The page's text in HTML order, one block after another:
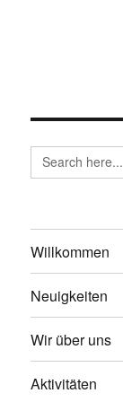
Search
for:
Willkommen
Neuigkeiten
Wir über uns
Aktivitäten